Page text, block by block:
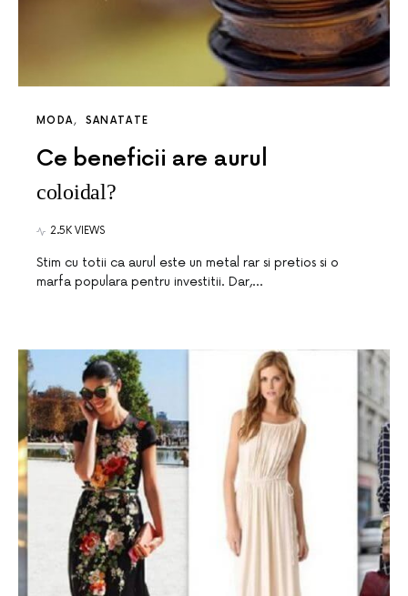
MODA SANATATE
Ce beneficii are aurul
coloidal?
2.5K VIEWS
Stim cu totii ca aurul este un metal rar si pretios si o
marfa populara pentru investitii. Dar,…